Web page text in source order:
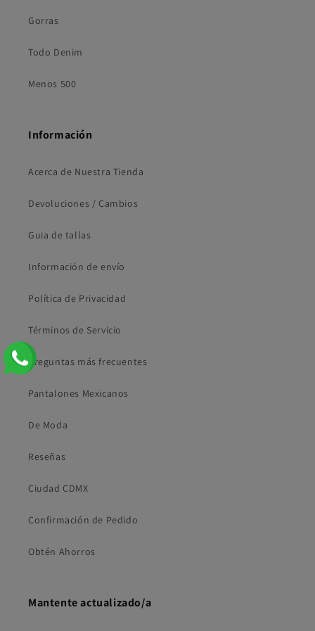
Gorras
Todo Denim
Menos 500
Información
Acerca de Nuestra Tienda
Devoluciones / Cambios
Guia de tallas
Información de envío
Política de Privacidad
Términos de Servicio
Preguntas más frecuentes
Pantalones Mexicanos
De Moda
Reseñas
Ciudad CDMX
Confirmación de Pedido
Obtén Ahorros
Mantente actualizado/a